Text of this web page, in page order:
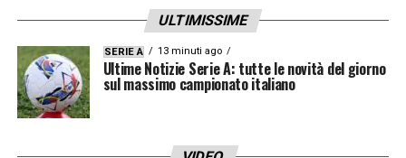
pianificata da tempo:“Non è una sorpresa ed
ne eravamo già a conoscenza prima del
torneo”.
La linea dura: il caso Haiti
ULTIMISSIME
SERIE A 13 minuti ago
Ultime Notizie Serie A: tutte le novità del giorno
sul massimo campionato italiano